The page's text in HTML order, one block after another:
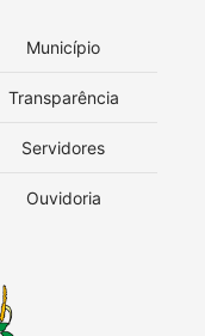
Município
Transparência
Servidores
Ouvidoria